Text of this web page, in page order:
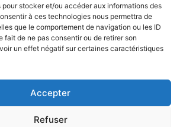
stocker et/ou accéder aux informations des
à ces technologies nous permettra de
que le comportement de navigation ou les ID
fait de ne pas consentir ou de retirer son
un effet négatif sur certaines caractéristiques
Accepter
Refuser
:cliquez ici